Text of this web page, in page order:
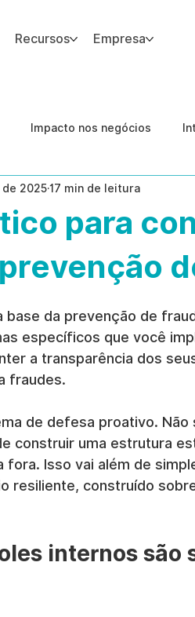
Recursos Empresa
Impacto nos negócios
Estudos de caso
revenção de
para
de 202517 min de leitura
da prevenção de
específicos que você
a transparência dos
fraudes.
de defesa proativo.
construir uma estrutura
fora. Isso vai além de
resiliente, construído
internos são